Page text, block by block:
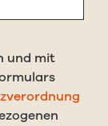
und mit